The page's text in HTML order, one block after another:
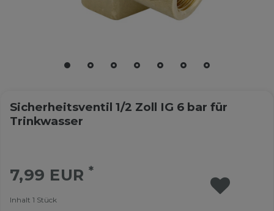
Sicherheitsventil 1/2 Zoll IG 6 bar für
Trinkwasser
7,99 EUR*
Inhalt 1 Stück